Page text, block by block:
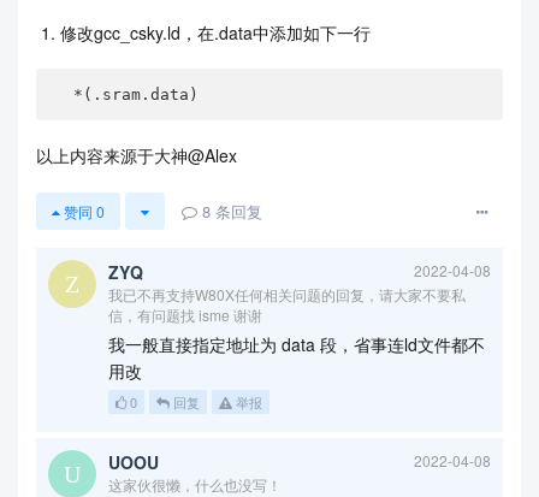
修改gcc_csky.ld，在.data中添加如下一行
  *(.sram.data)
以上内容来源于大神@Alex
赞同 0 8 条回复
ZYQ
2022-04-08
我已不再支持W80X任何相关问题的回复，请大家不要私
信，有问题找 isme 谢谢
我一般直接指定地址为 data 段，省事连ld文件都不
用改
0 回复 举报
UOOU
2022-04-08
这家伙很懒，什么也没写！